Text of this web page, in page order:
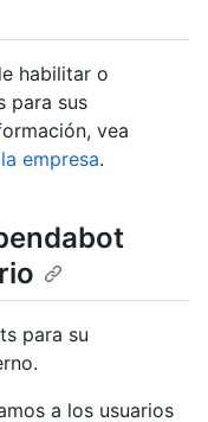
habilitar o
para sus
vea
empresa.
para su
a los usuarios